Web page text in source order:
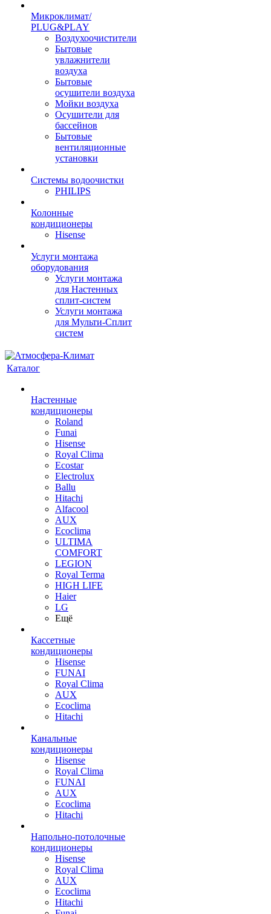
Микроклимат/
PLUG&PLAY
Воздухоочистители
Бытовые
увлажнители
воздуха
Бытовые
осушители воздуха
Мойки воздуха
Осушители для
бассейнов
Бытовые
вентиляционные
установки
Системы водоочистки
PHILIPS
Колонные
кондиционеры
Hisense
Услуги монтажа
оборудования
Услуги монтажа
для Настенных
сплит-систем
Услуги монтажа
для Мульти-Сплит
систем
Каталог
Настенные
кондиционеры
Roland
Funai
Hisense
Royal Clima
Ecostar
Electrolux
Ballu
Hitachi
Alfacool
AUX
Ecoclima
ULTIMA
COMFORT
LEGION
Royal Terma
HIGH LIFE
Haier
LG
Ещё
Кассетные
кондиционеры
Hisense
FUNAI
Royal Clima
AUX
Ecoclima
Hitachi
Канальные
кондиционеры
Hisense
Royal Clima
FUNAI
AUX
Ecoclima
Hitachi
Напольно-потолочные
кондиционеры
Hisense
Royal Clima
AUX
Ecoclima
Hitachi